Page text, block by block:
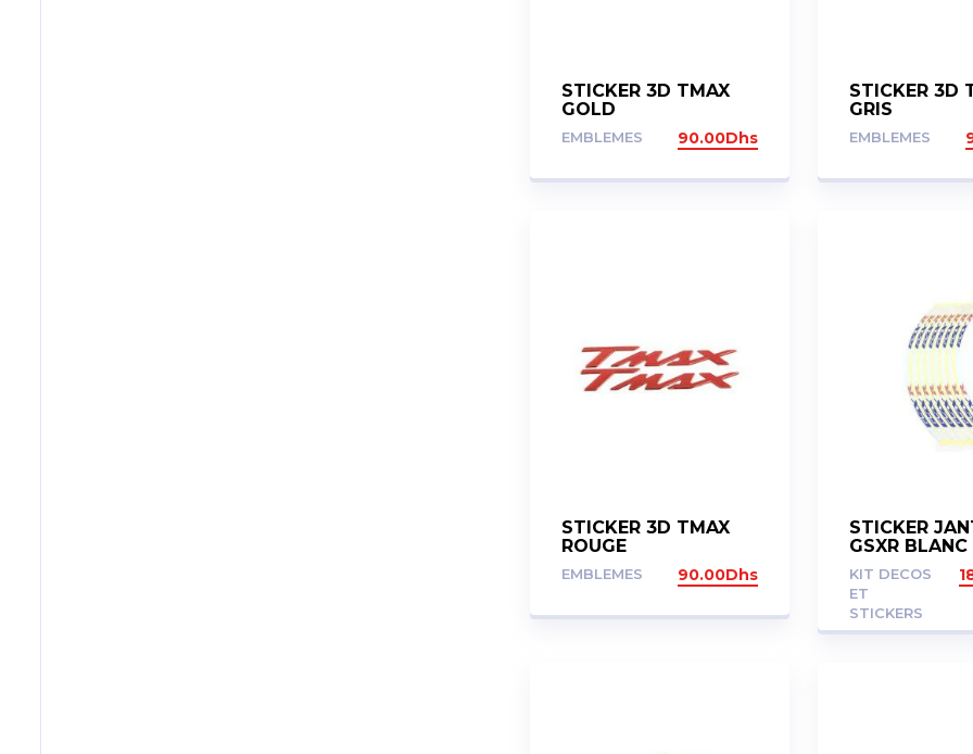
STICKER 3D TMAX
GOLD
EMBLEMES 90.00Dhs
STICKER 3D
GRIS
EMBLEMES
STICKER 3D TMAX
ROUGE
EMBLEMES 90.00Dhs
STICKER
GSXR BLANC
KIT DECOS
ET
STICKERS